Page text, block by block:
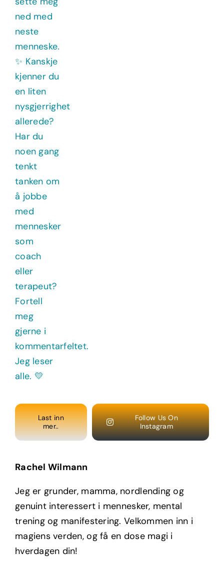
Last inn
mer..
Follow Us On
Instagram
Rachel Wilmann
Jeg er grunder, mamma, nordlending og
genuint interessert i mennesker, mental
trening og manifestering. Velkommen inn i
magiens verden, og få en dose magi i
hverdagen din!